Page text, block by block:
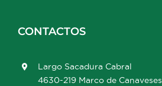
CONTACTOS
Largo Sacadura Cabral
4630-219 Marco de Canaveses